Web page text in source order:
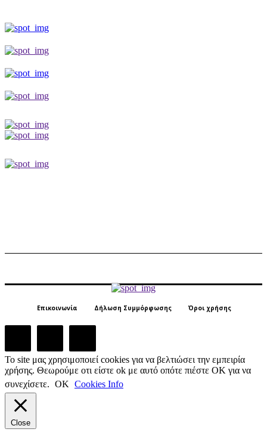
Επικοινωνία Δήλωση Συμμόρφωσης Όροι χρήσης
Το site μας χρησιμοποιεί cookies για να βελτιώσει την εμπειρία
χρήσης. Θεωρούμε οτι είστε ok με αυτό οπότε πιέστε ΟΚ για να
συνεχίσετε. ΟΚ Cookies Info
Close